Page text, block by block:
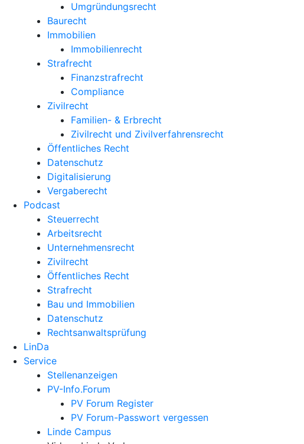
Umgründungsrecht
Baurecht
Immobilien
Immobilienrecht
Strafrecht
Finanzstrafrecht
Compliance
Zivilrecht
Familien- & Erbrecht
Zivilrecht und Zivilverfahrensrecht
Öffentliches Recht
Datenschutz
Digitalisierung
Vergaberecht
Podcast
Steuerrecht
Arbeitsrecht
Unternehmens­recht
Zivilrecht
Öffentliches Recht
Strafrecht
Bau und Immobilien
Datenschutz
Rechtsanwalts­prüfung
LinDa
Service
Stellenanzeigen
PV-Info.Forum
PV Forum Register
PV Forum-Passwort vergessen
Linde Campus